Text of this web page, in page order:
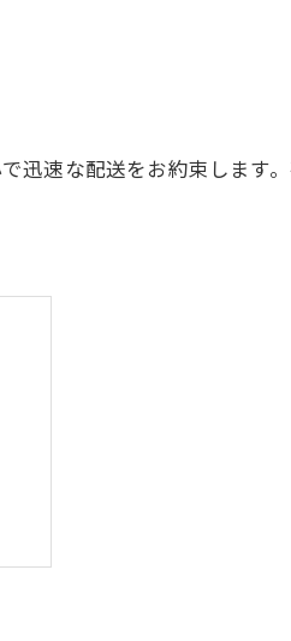
迅速な配送をお約束します